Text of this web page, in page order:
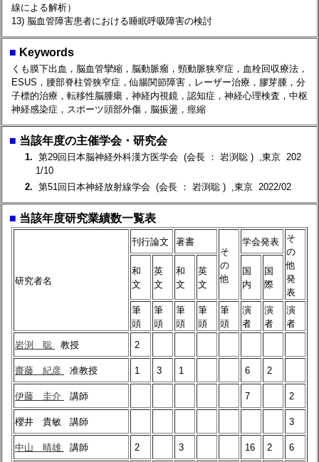
線による解析）
13) 脳血管障害患者における睡眠呼吸障害の検討
■ Keywords
くも膜下出血，脳血管攣縮，脳動脈瘤，頸動脈狭窄症，血栓回収療法，
ESUS，腰部脊柱管狭窄症，仙腸関節障害，レーザー治療，膠芽腫，分
子標的治療，転移性脳腫瘍，神経内視鏡，認知症，神経心理検査，中枢
神経感染症，スポーツ頭部外傷，脳振盪，痙縮
■ 当該年度の主催学会・研究会
1. 第29回日本脳神経外科漢方医学会 (会長 ： 岩渕聡 ) ,東京 202
1/10
2. 第51回日本神経放射線学会 (会長 ： 岩渕聡 ) ,東京 2022/02
■ 当該年度研究業績数一覧表
研究者名
刊行論文
著書
そ
の
他
学会発表
そ
の
他
発
表
和
文
英
文
和
文
英
文
国
内
国
際
筆
頭
筆
頭
筆
頭
筆
頭
筆
頭
演
者
演
者
演
者
岩渕 聡
教授 2
齋藤 紀彦 准教授 1 3 1 6 2
伊藤 圭介 講師 7 2
櫻井 貴敏 講師 3
中山 晴雄 講師 2 3 16 2 6